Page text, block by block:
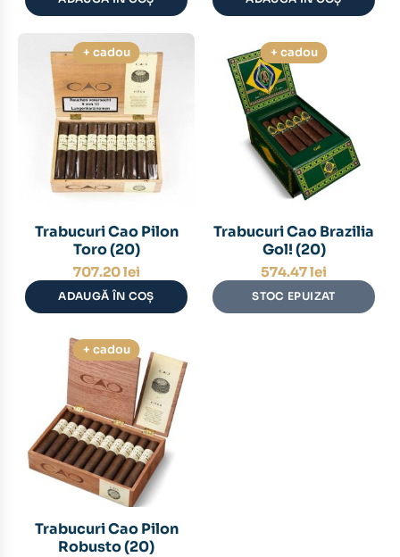
+ cadou
Trabucuri Cao Pilon
Toro (20)
707.20lei
ADAUGĂ ÎN COȘ
+ cadou
Trabucuri Cao Brazilia
Gol! (20)
574.47lei
STOC EPUIZAT
+ cadou
Trabucuri Cao Pilon
Robusto (20)